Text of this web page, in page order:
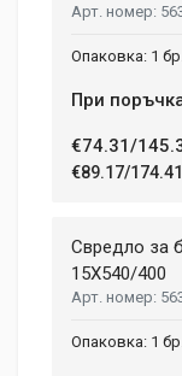
Your Name
Email Address
1 бр.
При
€74.31/
€89.17/
Свредло за
15X540/400
1 бр.